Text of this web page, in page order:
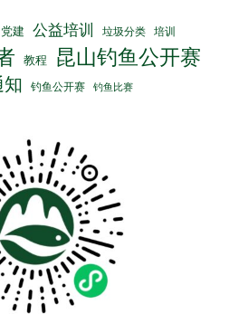
党建 公益培训 垃圾分类 培训
教程 昆山钓鱼公开赛
知 钓鱼公开赛 钓鱼比赛